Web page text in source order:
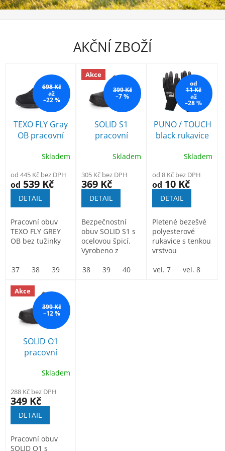
v
n
o
AKČNÍ ZBOŽÍ
698 Kč
až
–22 %
TEXO FLY Gray
OB pracovní
Skladem
od 445 Kč bez DPH
od 539 Kč
DETAIL
Pracovní obuv
TEXO FLY GREY
OB bez tužinky
37 38 39 44 46
Akce
399 Kč
–7 %
SOLID S1
pracovní
s ocelovou špicí
Skladem
305 Kč bez DPH
369 Kč
DETAIL
Bezpečnostní
obuv SOLID S1 s
ocelovou špicí.
Vyrobeno z
kůže. Podešev z...
38 39 40 42 43
od
11 Kč
až
–28 %
PUNO / TOUCH
black rukavice
polyuretanem
Skladem
od 8 Kč bez DPH
od 10 Kč
DETAIL
Pletené bezešvé
polyesterové
rukavice s tenkou
vrstvou
dlani a na
vel. 7 vel. 8
Akce
399 Kč
–12 %
SOLID O1
pracovní
bez ocelové
Skladem
288 Kč bez DPH
349 Kč
DETAIL
Pracovní obuv
SOLID O1 s